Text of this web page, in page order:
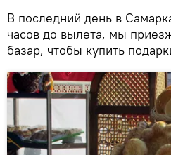
В последний день в
часов до вылета, мы
базар, чтобы купить